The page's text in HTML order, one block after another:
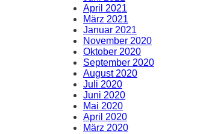
April 2021
März 2021
Januar 2021
November 2020
Oktober 2020
September 2020
August 2020
Juli 2020
Juni 2020
Mai 2020
April 2020
März 2020